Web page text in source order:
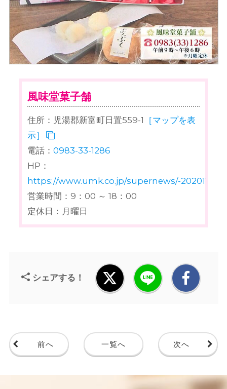
風味堂菓子舗
住所：児湯郡新富町日置559-1
［マップを表
示］
電話：0983-33-1286
HP：
https://www.umk.co.jp/supernews/-
営業時間：9：00 ～ 18：00
定休日：月曜日
シェアする！
前へ 一覧へ 次へ